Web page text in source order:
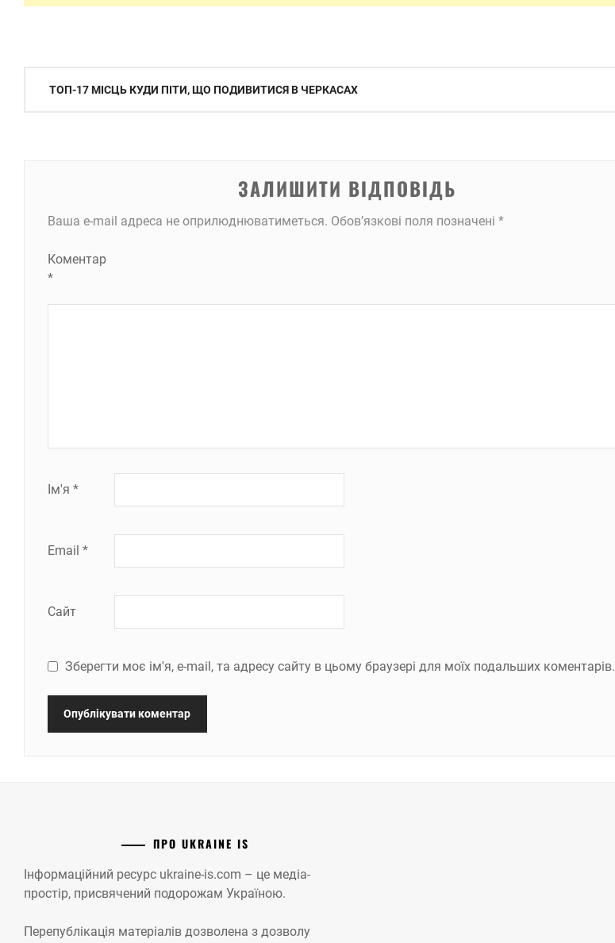
Навігація
ТОП-17 МІСЦЬ КУДИ ПІТИ, ЩО ПОДИВИТИСЯ В ЧЕРКАСАХ
ЗАЛИШИТИ ВІДПОВІДЬ
Ваша e-mail адреса не оприлюднюватиметься. Обов’язкові поля позначені *
Коментар
*
Ім'я *
Email *
Сайт
Зберегти моє ім'я, e-mail, та адресу сайту в цьому браузері для моїх подальших коментарів.
ПРО UKRAINE IS
Інформаційний ресурс ukraine-is.com – це медіа-
простір, присвячений подорожам Україною.
Перепублікація матеріалів дозволена з дозволу